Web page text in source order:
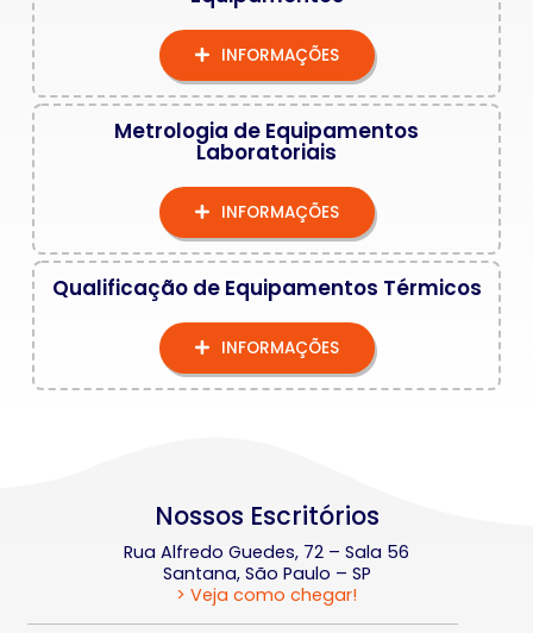
INFORMAÇÕES
Metrologia de Equipamentos
Laboratoriais
INFORMAÇÕES
Qualificação de Equipamentos Térmicos
INFORMAÇÕES
Nossos Escritórios
Rua Alfredo Guedes, 72 – Sala 56
Santana, São Paulo – SP
> Veja como chegar!